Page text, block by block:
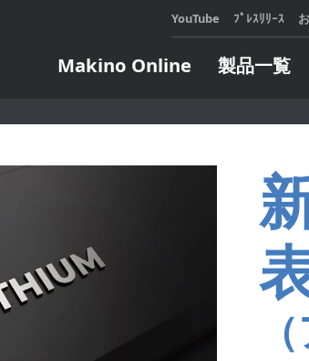
YouTube ﾌﾟﾚｽﾘﾘｰｽ
Makino Online 製品一覧
ソフト
トウェア
グソフトウェア
ンソフトウェア
インサート自動交換装置
製造支援モバイルロボッ
サブパレット交換／搬送シ
展示会・セミナ
展示会・セミナ情報
メール
テクニカルスクール
お申し込み・日程表
定期開催コースのご案内
e Learning コースのご案
企業向けコースのご案内
い